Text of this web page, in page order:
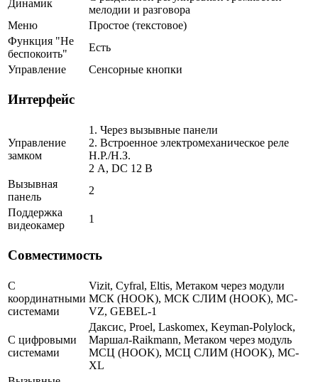
Динамик
мелодии и разговора
Меню
Простое (текстовое)
Функция "Не
беспокоить"
Есть
Управление
Сенсорные кнопки
Интерфейс
Управление
замком
1. Через вызывные панели
2. Встроенное электромеханическое реле
Н.Р./Н.З.
2 A, DC 12 В
Вызывная
панель
2
Поддержка
видеокамер
1
Совместимость
С
координатными
системами
Vizit, Cyfral, Eltis, Метаком через модули
МСК (HOOK), МСК СЛИМ (HOOK), MC-
VZ, GEBEL-1
С цифровыми
системами
Даксис, Proel, Laskomex, Keyman-Polylock,
Маршал-Raikmann, Метаком через модуль
МСЦ (HOOK), МСЦ СЛИМ (HOOK), МС-
XL